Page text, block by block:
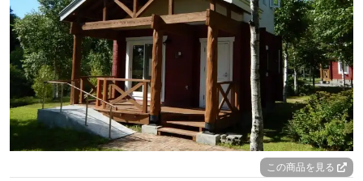
この商品を見る